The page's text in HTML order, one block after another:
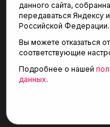
© 2001-2026 Агентство
данного сайта,
передаваться Яндексу
Российской Федерации.
Вы можете отказаться
соответствующие
Подробнее о нашей
данных.